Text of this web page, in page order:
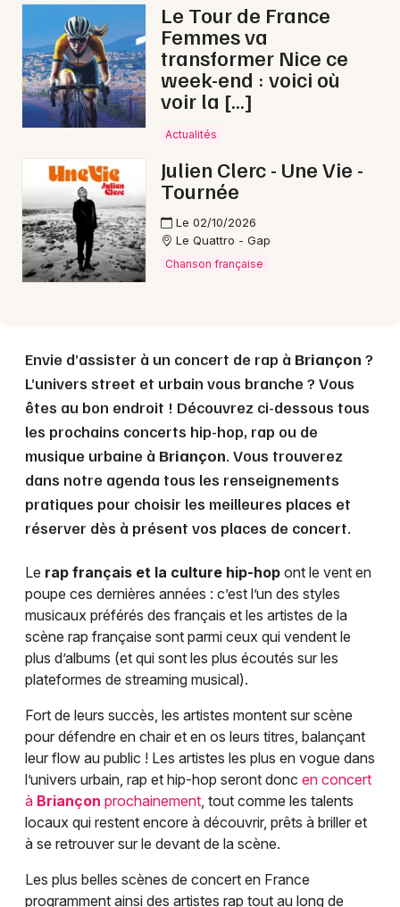
05 - Hautes-Alpes
Choisir mes départements
Mon email
Je m'abonne
Le Tour de France
Femmes va
transformer Nice ce
week-end : voici où
voir la […]
Actualités
Julien Clerc - Une Vie -
Tournée
Le 02/10/2026
Le Quattro - Gap
Chanson française
Envie d’assister à un concert de rap à Briançon ?
L’univers street et urbain vous branche ? Vous
êtes au bon endroit ! Découvrez ci-dessous tous
les prochains concerts hip-hop, rap ou de
musique urbaine à Briançon. Vous trouverez
dans notre agenda tous les renseignements
pratiques pour choisir les meilleures places et
réserver dès à présent vos places de concert.
Le rap français et la culture hip-hop ont le vent en
poupe ces dernières années : c’est l’un des styles
musicaux préférés des français et les artistes de la
scène rap française sont parmi ceux qui vendent le
plus d’albums (et qui sont les plus écoutés sur les
plateformes de streaming musical).
Fort de leurs succès, les artistes montent sur scène
pour défendre en chair et en os leurs titres, balançant
leur flow au public ! Les artistes les plus en vogue dans
l’univers urbain, rap et hip-hop seront donc en concert
à Briançon prochainement, tout comme les talents
locaux qui restent encore à découvrir, prêts à briller et
à se retrouver sur le devant de la scène.
Les plus belles scènes de concert en France
programment ainsi des artistes rap tout au long de